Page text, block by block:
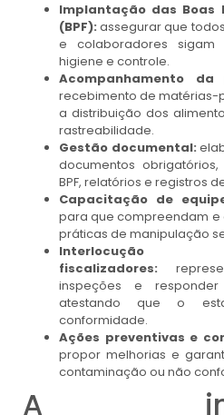
Implantação das Boas
(BPF): assegurar que
e colaboradores
higiene e controle.
Acompanhamento da
recebimento de matérias-
a distribuição dos
rastreabilidade.
Gestão documental:
documentos
BPF, relatórios e registros
Capacitação de
para que compreendam
práticas de manipulação
fiscalizadores:
inspeções e
atestando que o
conformidade.
Ações preventivas e
propor melhorias e
contaminação ou não
A